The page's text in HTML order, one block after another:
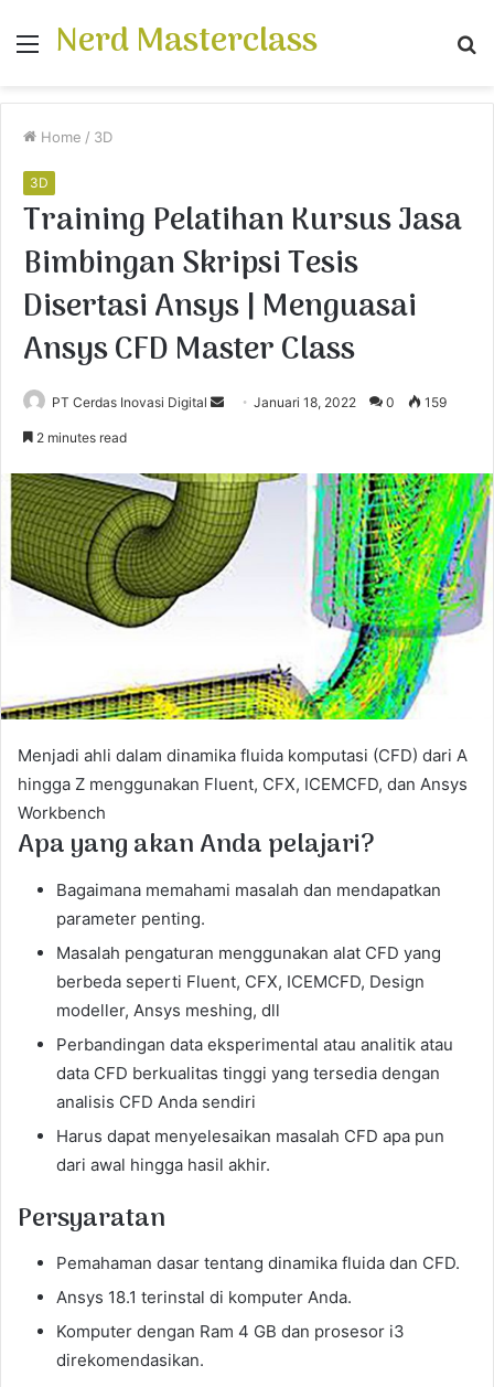
Menu
Nerd Masterclass
Home / 3D
3D
Training Pelatihan Kursus Jasa
Bimbingan Skripsi Tesis
Disertasi Ansys | Menguasai
Ansys CFD Master Class
PT Cerdas Inovasi Digital
d
a
n
e
l
Januari 18, 2022 0 159
2 minutes read
Menjadi ahli dalam dinamika fluida komputasi (CFD) dari A
hingga Z menggunakan Fluent, CFX, ICEMCFD, dan Ansys
Workbench
Apa yang akan Anda pelajari?
Bagaimana memahami masalah dan mendapatkan
parameter penting.
Masalah pengaturan menggunakan alat CFD yang
berbeda seperti Fluent, CFX, ICEMCFD, Design
modeller, Ansys meshing, dll
Perbandingan data eksperimental atau analitik atau
data CFD berkualitas tinggi yang tersedia dengan
analisis CFD Anda sendiri
Harus dapat menyelesaikan masalah CFD apa pun
dari awal hingga hasil akhir.
Persyaratan
Pemahaman dasar tentang dinamika fluida dan CFD.
Ansys 18.1 terinstal di komputer Anda.
Komputer dengan Ram 4 GB dan prosesor i3
direkomendasikan.